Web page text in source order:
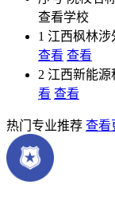
查看学校
1 江西枫林涉
查看 查看
2 江西新能源
看 查看
热门专业推荐 查看